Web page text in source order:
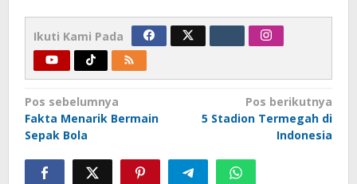
Ikuti Kami Pada
Navigasi
pos
Pos sebelumnya
Fakta Menarik Bermain
Sepak Bola
Pos berikutnya
5 Stadion Termegah di
Indonesia